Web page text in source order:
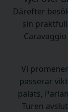
Därefter
sin
Vi
passerar
palats,
Turen